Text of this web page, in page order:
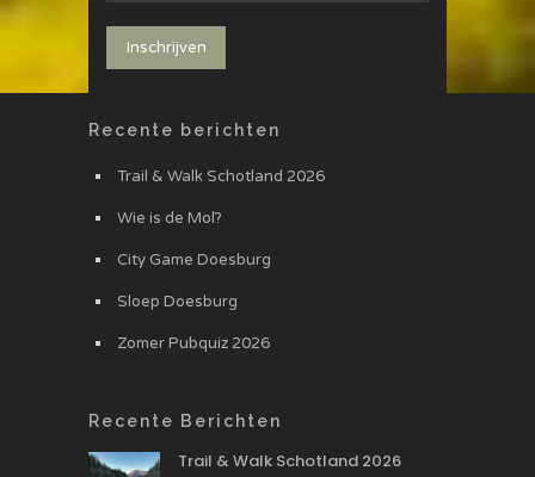
Recente berichten
Trail & Walk Schotland 2026
Wie is de Mol?
City Game Doesburg
Sloep Doesburg
Zomer Pubquiz 2026
Recente Berichten
Trail & Walk Schotland 2026